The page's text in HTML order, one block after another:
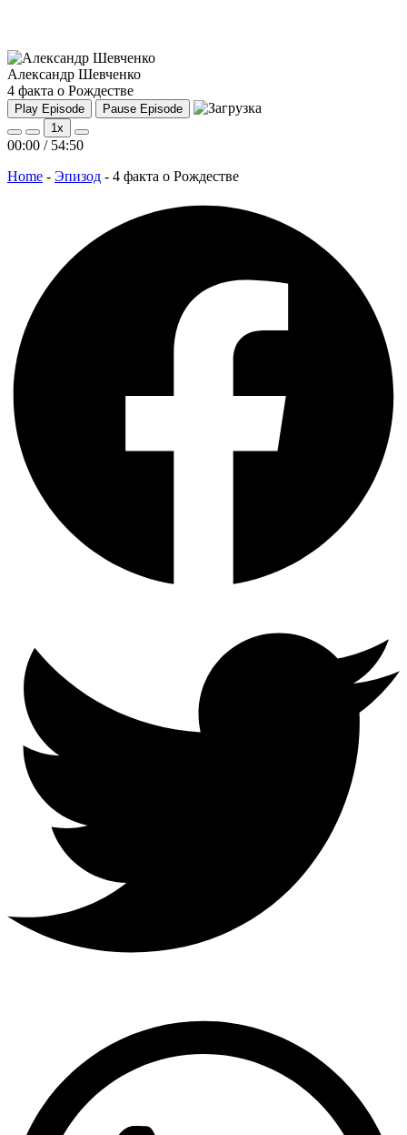
Александр Шевченко
4 факта о Рождестве
Play Episode
Pause Episode
1x
00:00 / 54:50
Home - Эпизод - 4 факта о Рождестве